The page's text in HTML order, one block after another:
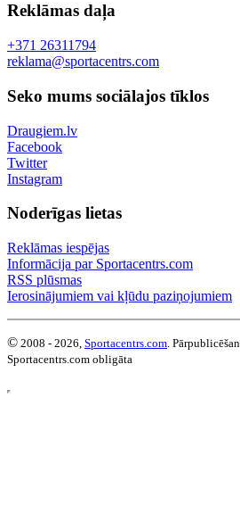
Reklāmas daļa
+371 26311794
reklama@sportacentrs.com
Seko mums sociālajos tīklos
Draugiem.lv
Facebook
Twitter
Instagram
Noderīgas lietas
Reklāmas iespējas
Informācija par Sportacentrs.com
RSS plūsmas
Ierosinājumiem vai kļūdu paziņojumiem
© 2008 - 2026, Sportacentrs.com .
Sportacentrs.com obligāta